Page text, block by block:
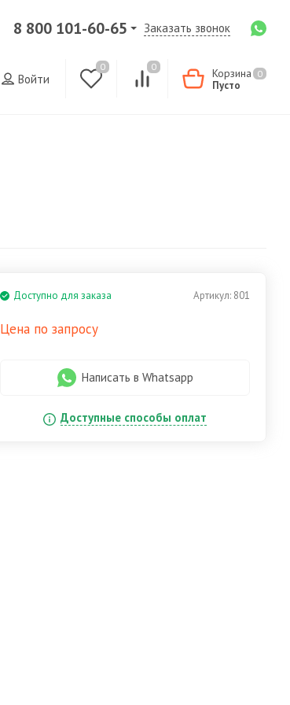
8 800 101-60-65 Заказать звонок
Войти
0 0 Корзина 0
Пусто
Артикул: 801
Доступно для заказа
Цена по запросу
Написать в Whatsapp
Доступные способы оплат